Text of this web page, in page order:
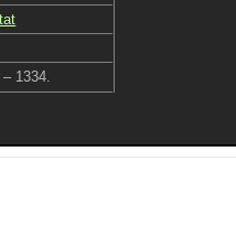
1334.